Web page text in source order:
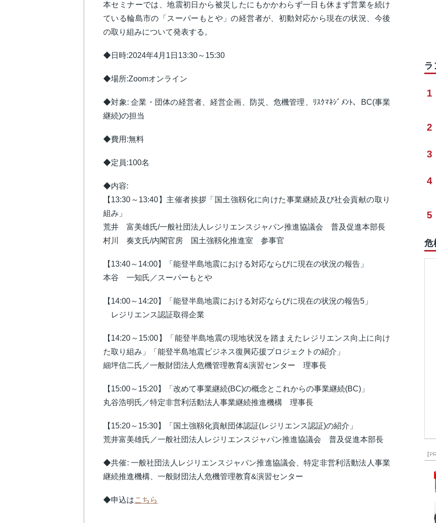
本セミナーでは、地震初日から被災したにもかかわらず一日も休まず営業を続け
ている輪島市の「スーパーもとや」の経営者が、初動対応から現在の状況、今後
の取り組みについて発表する。
◆日時:2024年4月1日13:30～15:30
◆場所:Zoomオンライン
◆対象: 企業・団体の経営者、経営企画、防災、危機管理、ﾘｽｸﾏﾈｼﾞﾒﾝﾄ、BC(事業
継続)の担当
◆費用:無料
◆定員:100名
◆内容:
【13:30～13:40】主催者挨拶「国土強靱化に向けた事業継続及び社会貢献の取り
組み」
荒井 富美雄氏/一般社団法人レジリエンスジャパン推進協議会 普及促進本部長
村川 奏支氏/内閣官房 国土強靱化推進室 参事官
【13:40～14:00】「能登半島地震における対応ならびに現在の状況の報告」
本谷 一知氏／スーパーもとや
【14:00～14:20】「能登半島地震における対応ならびに現在の状況の報告5」
レジリエンス認証取得企業
【14:20～15:00】「能登半島地震の現地状況を踏まえたレジリエンス向上に向け
た取り組み」「能登半島地震ビジネス復興応援プロジェクトの紹介」
細坪信二氏／一般財団法人危機管理教育&演習センター 理事長
【15:00～15:20】「改めて事業継続(BC)の概念とこれからの事業継続(BC)」
丸谷浩明氏／特定非営利活動法人事業継続推進機構 理事長
【15:20～15:30】「国土強靱化貢献団体認証(レジリエンス認証)の紹介」
荒井富美雄氏／一般社団法人レジリエンスジャパン推進協議会 普及促進本部長
◆共催: 一般社団法人レジリエンスジャパン推進協議会、特定非営利活動法人事業
継続推進機構、一般財団法人危機管理教育&演習センター
◆申込はこちら
1
2
3
4
5
危
【